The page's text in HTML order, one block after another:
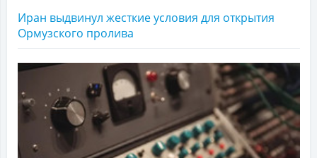
Иран выдвинул жесткие условия для открытия
Ормузского пролива